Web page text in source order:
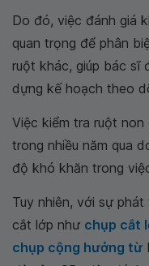
Do đó, việc đánh giá
quan trọng để phân
ruột khác, giúp bác sĩ
dựng kế hoạch theo
Việc kiểm tra ruột
trong nhiều năm qua
độ khó khăn trong
Tuy nhiên, với sự
cắt lớp như chụp cắt
chụp cộng hưởng từ